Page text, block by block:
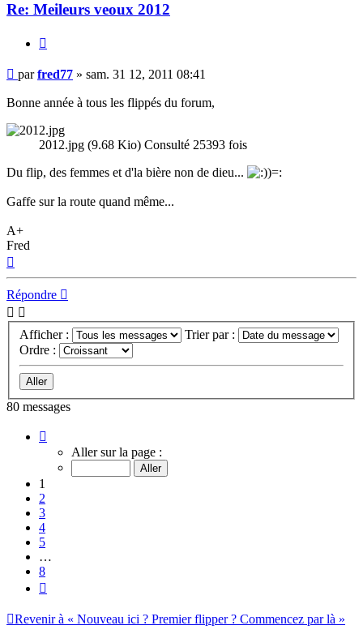
Re: Meileurs veoux 2012
Message
parfred77 » sam. 31 12, 2011 08:41
Bonne année à tous les flippés du forum,
2012.jpg (9.68 Kio) Consulté 25393 fois
Du flip, des femmes et d'la bière non de dieu...
Gaffe sur la route quand même...
A+
Fred
Répondre
Afficher :
Trier par :
Ordre :
80 messages
sur
Aller sur la page :
1
2
3
4
5
…
8
Revenir à « Nouveau ici ? Premier flipper ? Commencez par là »